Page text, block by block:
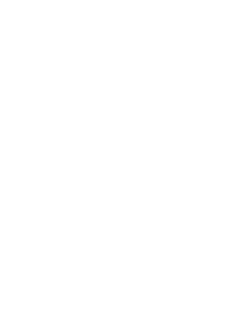
et le
villages et